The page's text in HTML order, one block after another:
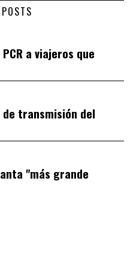
a viajeros que
transmisión del
"más grande